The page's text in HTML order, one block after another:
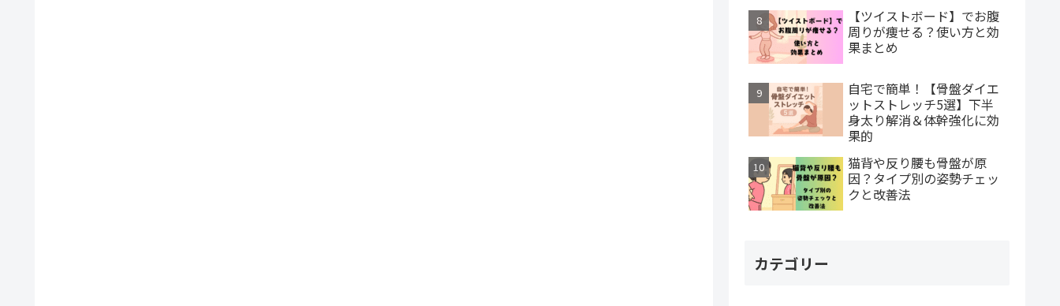
【ツイストボード】でお腹
周りが痩せる？使い方と効
果まとめ
自宅で簡単！【骨盤ダイエ
ットストレッチ5選】下半
身太り解消＆体幹強化に効
果的
猫背や反り腰も骨盤が原
因？タイプ別の姿勢チェッ
クと改善法
カテゴリー